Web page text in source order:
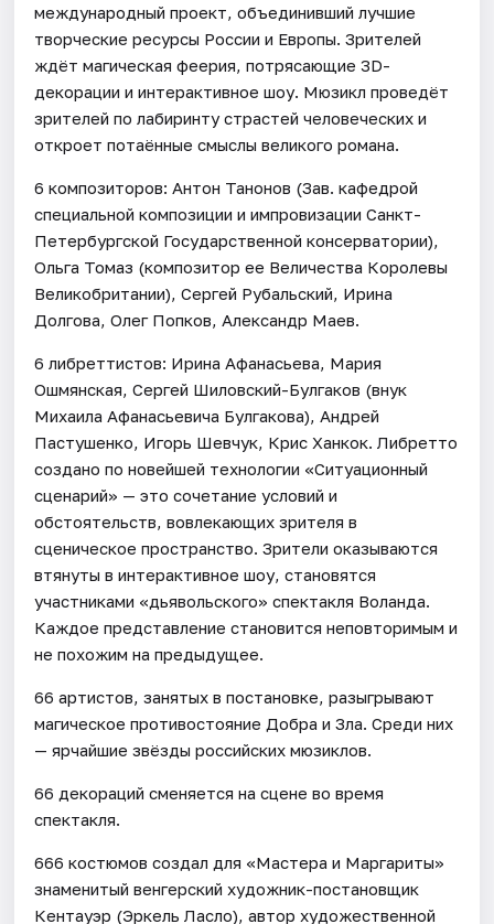
международный проект, объединивший лучшие
творческие ресурсы России и Европы. Зрителей
ждёт магическая феерия, потрясающие 3D-
декорации и интерактивное шоу. Мюзикл проведёт
зрителей по лабиринту страстей человеческих и
откроет потаённые смыслы великого романа.
6 композиторов: Антон Танонов (Зав. кафедрой
специальной композиции и импровизации Санкт-
Петербургской Государственной консерватории),
Ольга Томаз (композитор ее Величества Королевы
Великобритании), Сергей Рубальский, Ирина
Долгова, Олег Попков, Александр Маев.
6 либреттистов: Ирина Афанасьева, Мария
Ошмянская, Сергей Шиловский-Булгаков (внук
Михаила Афанасьевича Булгакова), Андрей
Пастушенко, Игорь Шевчук, Крис Ханкок. Либретто
создано по новейшей технологии «Ситуационный
сценарий» — это сочетание условий и
обстоятельств, вовлекающих зрителя в
сценическое пространство. Зрители оказываются
втянуты в интерактивное шоу, становятся
участниками «дьявольского» спектакля Воланда.
Каждое представление становится неповторимым и
не похожим на предыдущее.
66 артистов, занятых в постановке, разыгрывают
магическое противостояние Добра и Зла. Среди них
— ярчайшие звёзды российских мюзиклов.
66 декораций сменяется на сцене во время
спектакля.
666 костюмов создал для «Мастера и Маргариты»
знаменитый венгерский художник-постановщик
Кентауэр (Эркель Ласло), автор художественной